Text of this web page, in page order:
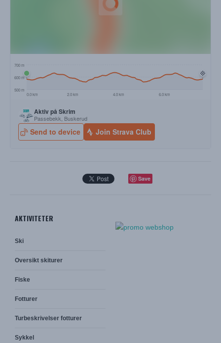
Save
AKTIVITETER
Ski
Oversikt skiturer
Fiske
Fotturer
Turbeskrivelser fotturer
Sykkel